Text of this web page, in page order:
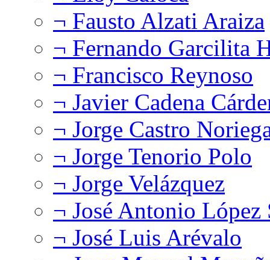
¬ Fausto Alzati Araiza
¬ Fernando Garcilita
¬ Francisco Reynoso
¬ Javier Cadena
¬ Jorge Castro
¬ Jorge Tenorio Polo
¬ Jorge Velázquez
¬ José Antonio López
¬ José Luis Arévalo